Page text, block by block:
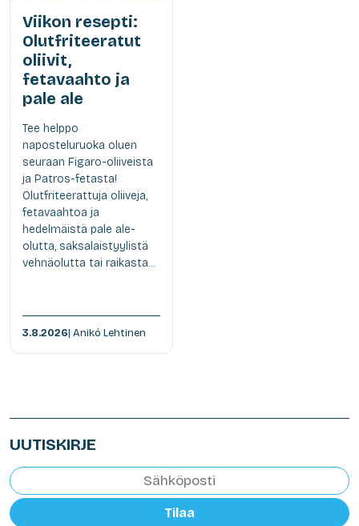
Viikon resepti:
Olutfriteeratut
oliivit,
fetavaahto ja
pale ale
Tee helppo
naposteluruoka oluen
seuraan Figaro-oliiveista
ja Patros-fetasta!
Olutfriteerattuja oliiveja,
fetavaahtoa ja
hedelmäistä pale ale-
olutta, saksalaistyylistä
vehnäolutta tai raikasta...
3.8.2026| Anikó Lehtinen
UUTISKIRJE
Tilaa